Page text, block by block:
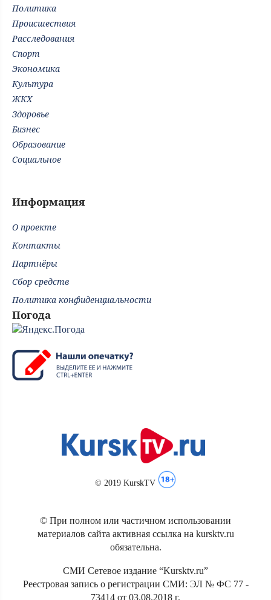
Политика
Происшествия
Расследования
Спорт
Экономика
Культура
ЖКХ
Здоровье
Бизнес
Образование
Социальное
Информация
О проекте
Контакты
Партнёры
Сбор средств
Политика конфиденциальности
Погода
© 2019 KurskTV
© При полном или частичном использовании
материалов сайта активная ссылка на kursktv.ru
обязательна.
СМИ Сетевое издание “Kursktv.ru”
Реестровая запись о регистрации СМИ: ЭЛ № ФС 77 -
73414 от 03.08.2018 г.